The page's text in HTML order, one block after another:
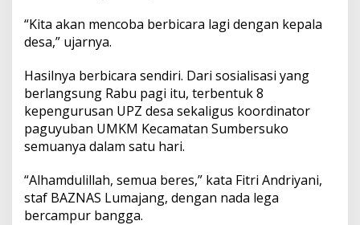
“Kita akan mencoba berbicara lagi dengan kepala
desa,” ujarnya.
Hasilnya berbicara sendiri. Dari sosialisasi yang
berlangsung Rabu pagi itu, terbentuk 8
kepengurusan UPZ desa sekaligus koordinator
paguyuban UMKM Kecamatan Sumbersuko
semuanya dalam satu hari.
“Alhamdulillah, semua beres,” kata Fitri Andriyani,
staf BAZNAS Lumajang, dengan nada lega
bercampur bangga.